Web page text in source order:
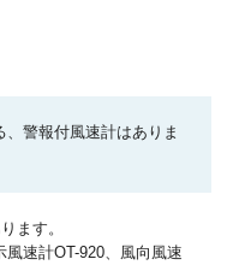
警報付風速計はありま
ます。
速計OT-920、風向風速